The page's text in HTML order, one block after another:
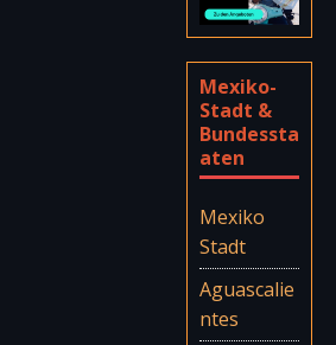
Mexiko-
Stadt &
Bundessta
aten
Mexiko
Stadt
Aguascalie
ntes